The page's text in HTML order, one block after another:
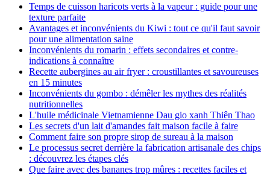
Temps de cuisson haricots verts à la vapeur : guide pour une
texture parfaite
Avantages et inconvénients du Kiwi : tout ce qu'il faut savoir
pour une alimentation saine
Inconvénients du romarin : effets secondaires et contre-
indications à connaître
Recette aubergines au air fryer : croustillantes et savoureuses
en 15 minutes
Inconvénients du gombo : démêler les mythes des réalités
nutritionnelles
L'huile médicinale Vietnamienne Dau gio xanh Thiên Thao
Les secrets d'un lait d'amandes fait maison facile à faire
Comment faire son propre sirop de sureau à la maison
Le processus secret derrière la fabrication artisanale des chips
: découvrez les étapes clés
Que faire avec des bananes trop mûres : recettes faciles et